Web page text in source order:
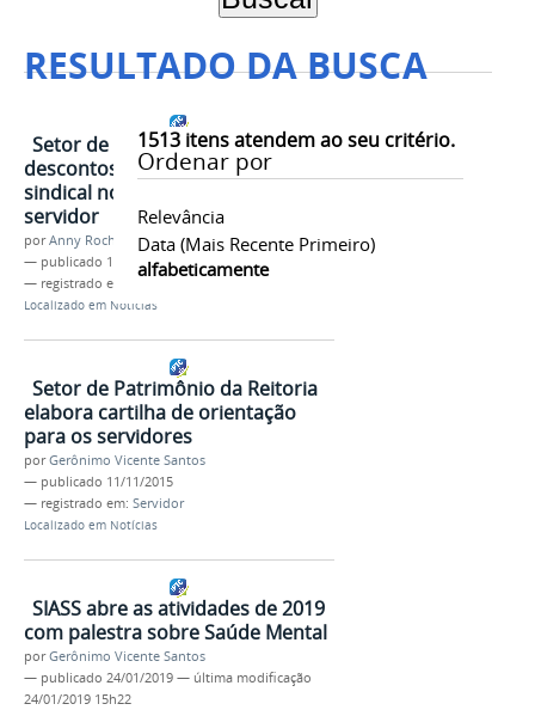
RESULTADO DA BUSCA
1513itens atendem ao seu critério.
Ordenar por
Relevância
Data (mais Recente Primeiro)
alfabeticamente
Setor de Pagamento esclarece
descontos da mensalidade
sindical no contracheque do
servidor
porAnny Rochelly
— publicado 18/05/2016
— registrado em:
Localizado em Notícias
Setor de Patrimônio da Reitoria
elabora cartilha de orientação
para os servidores
porGerônimo Vicente Santos
— publicado 11/11/2015
— registrado em: Servidor
Localizado em Notícias
SIASS abre as atividades de 2019
com palestra sobre Saúde Mental
porGerônimo Vicente Santos
— publicado 24/01/2019 — última modificação
24/01/2019 15h22